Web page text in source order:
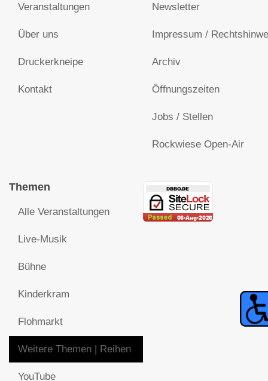
Veranstaltungen
Über uns
Druckerkneipe
Kontakt
Newsletter
Impressum /
Archiv
Öffnungszeiten
Jobs / Stellen
Rockwiese Open-Air
Themen
Alle Veranstaltungen
Live-Musik
Bühne
Kinderkram
Flohmarkt
Weitere Themen | Reihen
YouTube